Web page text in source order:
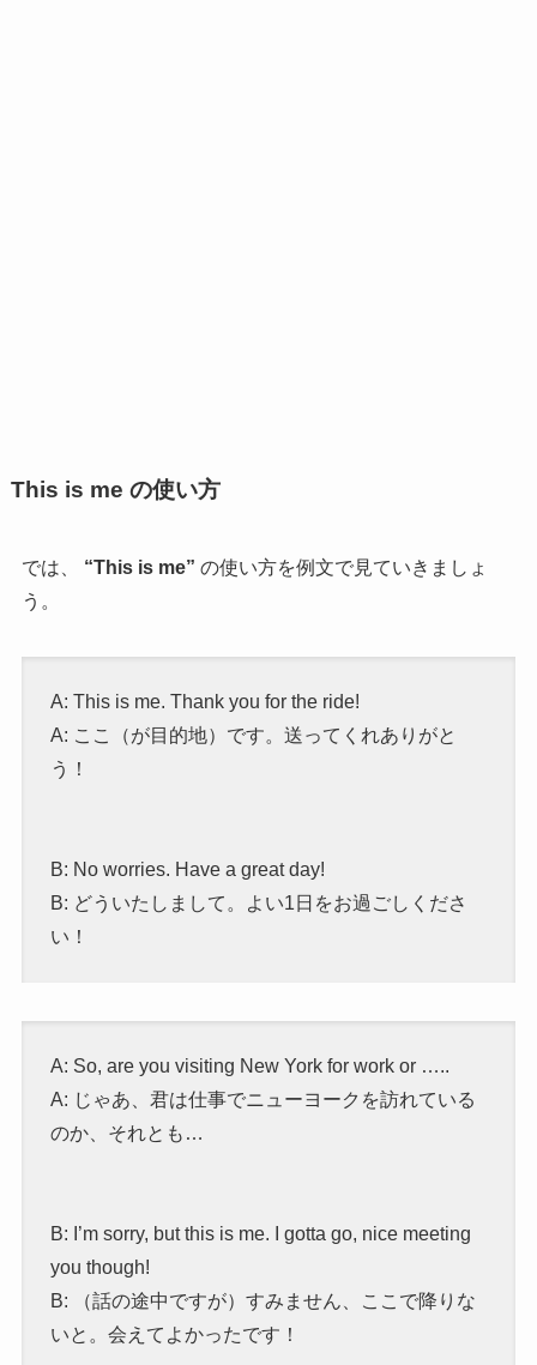
This is me の使い方
では、 “This is me” の使い方を例文で見ていきましょ
う。
A: This is me. Thank you for the ride!
A: ここ（が目的地）です。送ってくれありがと
う！
B: No worries. Have a great day!
B: どういたしまして。よい1日をお過ごしくださ
い！
A: So, are you visiting New York for work or …..
A: じゃあ、君は仕事でニューヨークを訪れている
のか、それとも…
B: I’m sorry, but this is me. I gotta go, nice meeting
you though!
B: （話の途中ですが）すみません、ここで降りな
いと。会えてよかったです！